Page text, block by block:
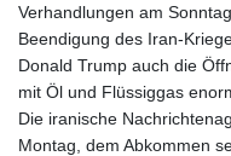
Verhandlungen am
Beendigung des Iran-
Donald Trump auch die
mit Öl und Flüssiggas
Die iranische
Montag, dem Abkommen